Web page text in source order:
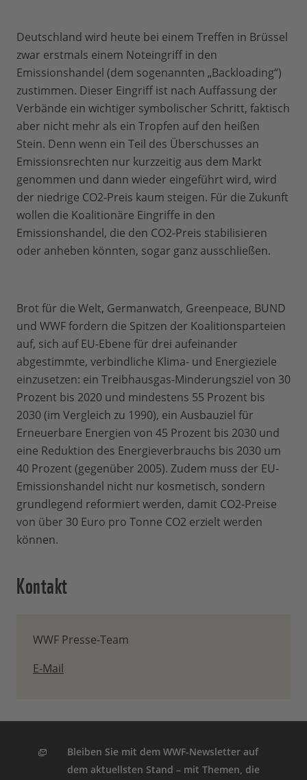
Deutschland wird heute bei einem Treffen in Brüssel
zwar erstmals einem Noteingriff in den
Emissionshandel (dem sogenannten „Backloading“)
zustimmen. Dieser Eingriff ist nach Auffassung der
Verbände ein wichtiger symbolischer Schritt, faktisch
aber nicht mehr als ein Tropfen auf den heißen
Stein. Denn wenn ein Teil des Überschusses an
Emissionsrechten nur kurzzeitig aus dem Markt
genommen und dann wieder eingeführt wird, wird
der niedrige CO2-Preis kaum steigen. Für die Zukunft
wollen die Koalitionäre Eingriffe in den
Emissionshandel, die den CO2-Preis stabilisieren
oder anheben könnten, sogar ganz ausschließen.
Brot für die Welt, Germanwatch, Greenpeace, BUND
und WWF fordern die Spitzen der Koalitionsparteien
auf, sich auf EU-Ebene für drei aufeinander
abgestimmte, verbindliche Klima- und Energieziele
einzusetzen: ein Treibhausgas-Minderungsziel von 30
Prozent bis 2020 und mindestens 55 Prozent bis
2030 (im Vergleich zu 1990), ein Ausbauziel für
Erneuerbare Energien von 45 Prozent bis 2030 und
eine Reduktion des Energieverbrauchs bis 2030 um
40 Prozent (gegenüber 2005). Zudem muss der EU-
Emissionshandel nicht nur kosmetisch, sondern
grundlegend reformiert werden, damit CO2-Preise
von über 30 Euro pro Tonne CO2 erzielt werden
können.
Kontakt
WWF Presse-Team
E-Mail
Bleiben Sie mit dem WWF-Newsletter auf
dem aktuellsten Stand – mit Themen, die